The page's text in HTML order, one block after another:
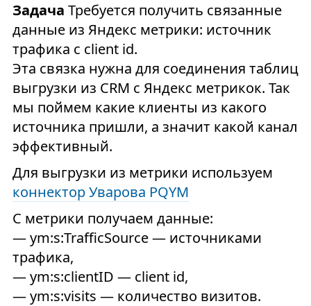
Задача Требуется получить связанные
данные из Яндекс метрики: источник
трафика с client id.
Эта связка нужна для соединения таблиц
выгрузки из CRM с Яндекс метрикок. Так
мы поймем какие клиенты из какого
источника пришли, а значит какой канал
эффективный.
Для выгрузки из метрики используем
коннектор Уварова PQYM
С метрики получаем данные:
— ym:s:TrafficSource — источниками
трафика,
— ym:s:clientID — client id,
— ym:s:visits — количество визитов.